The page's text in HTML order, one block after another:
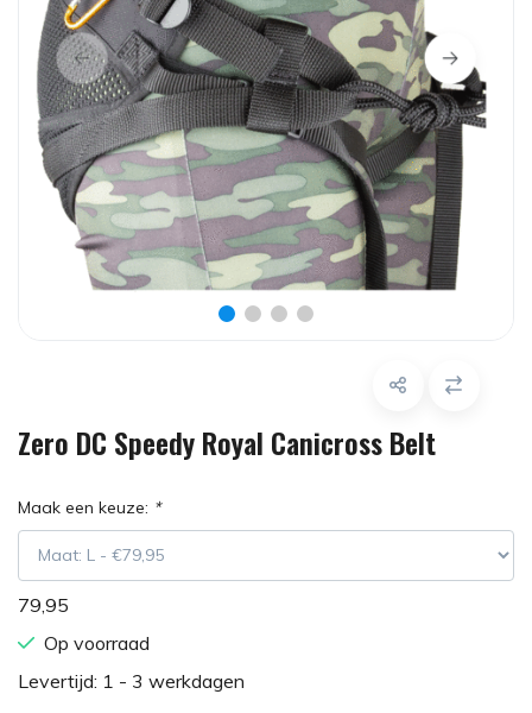
Zero DC Speedy Royal Canicross Belt
Maak een keuze: *
79,95
Op voorraad
Levertijd: 1 - 3 werkdagen